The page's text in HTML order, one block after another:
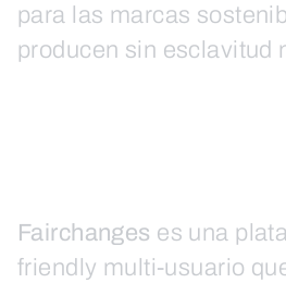
para las marcas
producen sin esclavitud
Fairchanges es una
friendly multi-usuario